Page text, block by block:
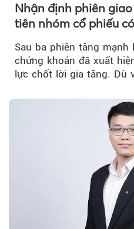
Nhận định phiên
tiên nhóm cổ phiếu
Sau ba phiên tăng
chứng khoán đã xuất
lực chốt lời gia tăng. Dù